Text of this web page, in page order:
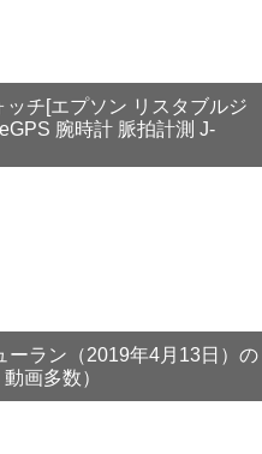
チ[エプソン リスタブルジ
腕時計 脈拍計測 J-
ーラン（2019年4月13日）の
画多数）